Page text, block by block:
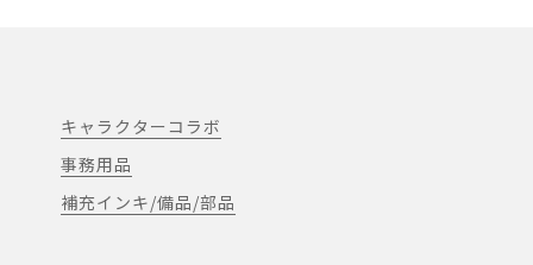
キャラクターコラボ
事務用品
補充インキ/備品/部品